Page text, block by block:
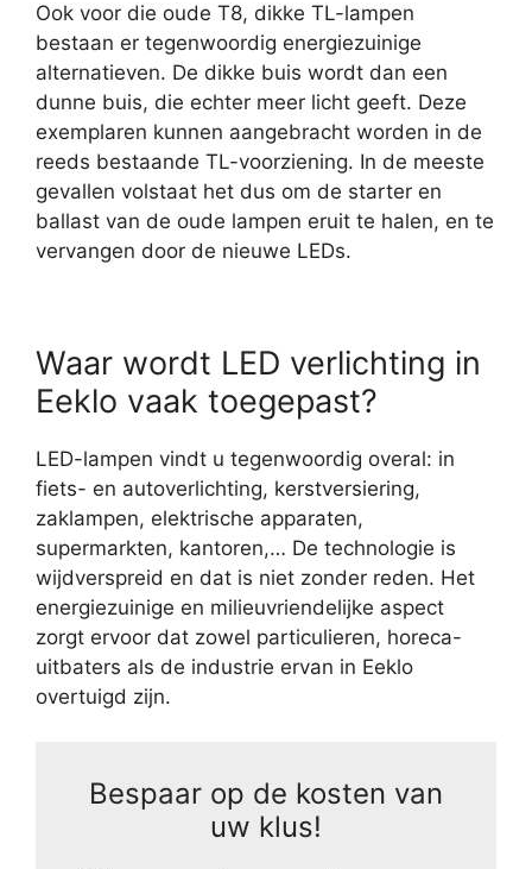
Ook voor die oude T8, dikke TL-lampen
bestaan er tegenwoordig energiezuinige
alternatieven. De dikke buis wordt dan een
dunne buis, die echter meer licht geeft. Deze
exemplaren kunnen aangebracht worden in de
reeds bestaande TL-voorziening. In de meeste
gevallen volstaat het dus om de starter en
ballast van de oude lampen eruit te halen, en te
vervangen door de nieuwe LEDs.
Waar wordt LED verlichting in
Eeklo vaak toegepast?
LED-lampen vindt u tegenwoordig overal: in
fiets- en autoverlichting, kerstversiering,
zaklampen, elektrische apparaten,
supermarkten, kantoren,… De technologie is
wijdverspreid en dat is niet zonder reden. Het
energiezuinige en milieuvriendelijke aspect
zorgt ervoor dat zowel particulieren, horeca-
uitbaters als de industrie ervan in Eeklo
overtuigd zijn.
Bespaar op de kosten van
uw klus!